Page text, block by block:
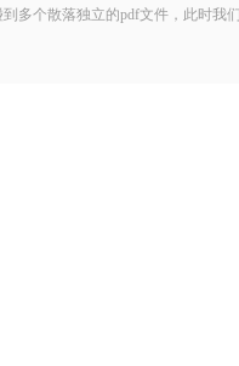
个散落独立的pdf文件，此时我